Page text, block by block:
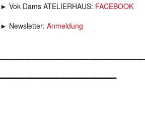
► Vok Dams ATELIERHAUS: FACEBOOK
► Newsletter: Anmeldung
___________